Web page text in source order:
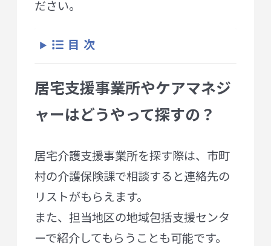
ださい。
目次
居宅支援事業所やケアマネジ
ャーはどうやって探すの？
居宅介護支援事業所を探す際は、市町
村の介護保険課で相談すると連絡先の
リストがもらえます。
また、担当地区の地域包括支援センタ
ーで紹介してもらうことも可能です。